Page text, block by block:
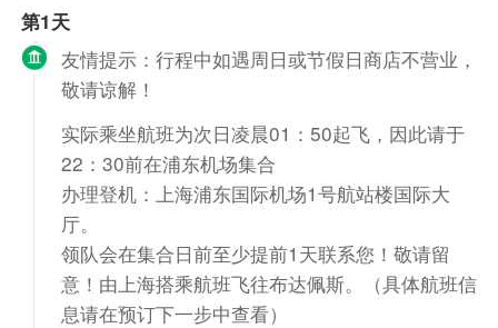
第1天
友情提示：行程中如遇周日或节假日商店不营业，
敬请谅解！
实际乘坐航班为次日凌晨01：50起飞，因此请于
22：30前在浦东机场集合
办理登机：上海浦东国际机场1号航站楼国际大
厅。
领队会在集合日前至少提前1天联系您！敬请留
意！由上海搭乘航班飞往布达佩斯。（具体航班信
息请在预订下一步中查看）